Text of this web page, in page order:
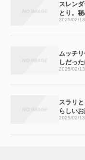
スレン
とり。
も忘れ
2025/02/13
ムッチ
しだっ
いました
2025/02/13
スラリ
らしい
と濃密な
2025/02/13